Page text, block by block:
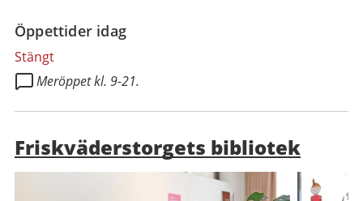
Öppettider idag
Stängt
Meröppet kl. 9-21.
Friskväderstorgets bibliotek